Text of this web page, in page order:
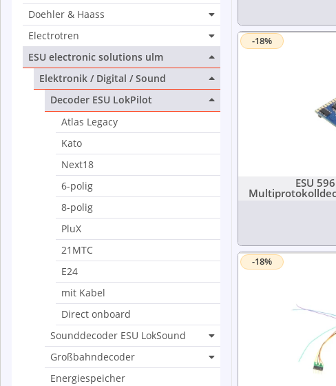
-18%
ESU
-18%
Doehler & Haass
Electrotren
ESU electronic solutions ulm
Elektronik / Digital / Sound
Decoder ESU LokPilot
Atlas Legacy
Kato
Next18
6-polig
8-polig
PluX
21MTC
E24
mit Kabel
Direct onboard
Sounddecoder ESU LokSound
Großbahndecoder
Energiespeicher